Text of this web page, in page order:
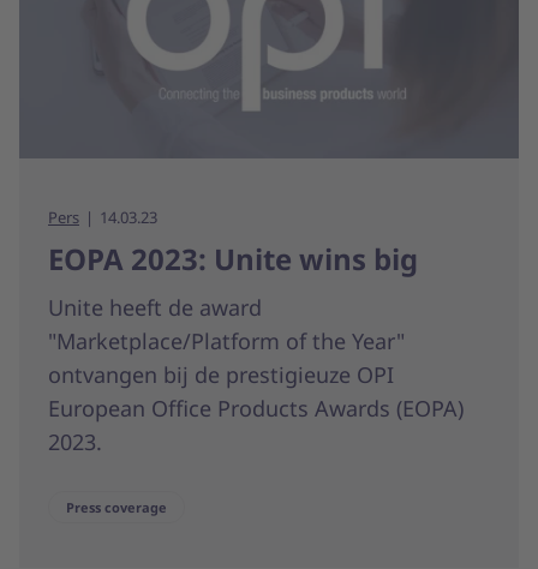
Pers 14.03.23
EOPA 2023: Unite wins big
Unite heeft de award
"Marketplace/Platform of the Year"
ontvangen bij de prestigieuze OPI
European Office Products Awards (EOPA)
2023.
Press coverage